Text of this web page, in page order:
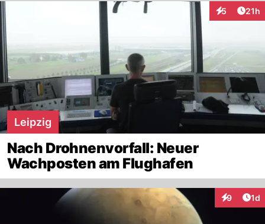
5
Interaktionen
21h
Leipzig
Nach Drohnenvorfall: Neuer
Wachposten am Flughafen
9 1d